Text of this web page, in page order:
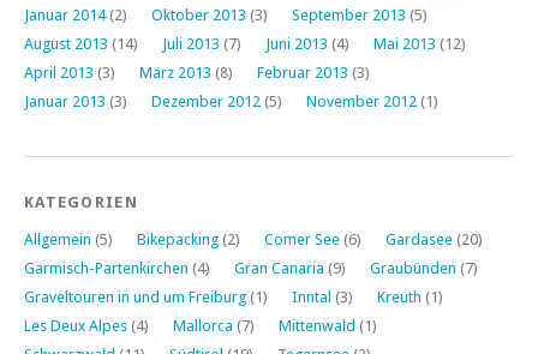
Januar 2014(2) Oktober 2013 (3) September 2013 (5)
August 2013 (14) Juli 2013 (7) Juni 2013 (4) Mai 2013 (12)
April 2013 (3) März 2013 (8) Februar 2013 (3)
Januar 2013 (3) Dezember 2012 (5) November 2012 (1)
KATEGORIEN
Allgemein (5) Bikepacking (2) Comer See (6) Gardasee (20)
Garmisch-Partenkirchen (4) Gran Canaria (9) Graubünden (7)
Graveltouren in und um Freiburg (1) Inntal (3) Kreuth (1)
Les Deux Alpes (4) Mallorca (7) Mittenwald (1)